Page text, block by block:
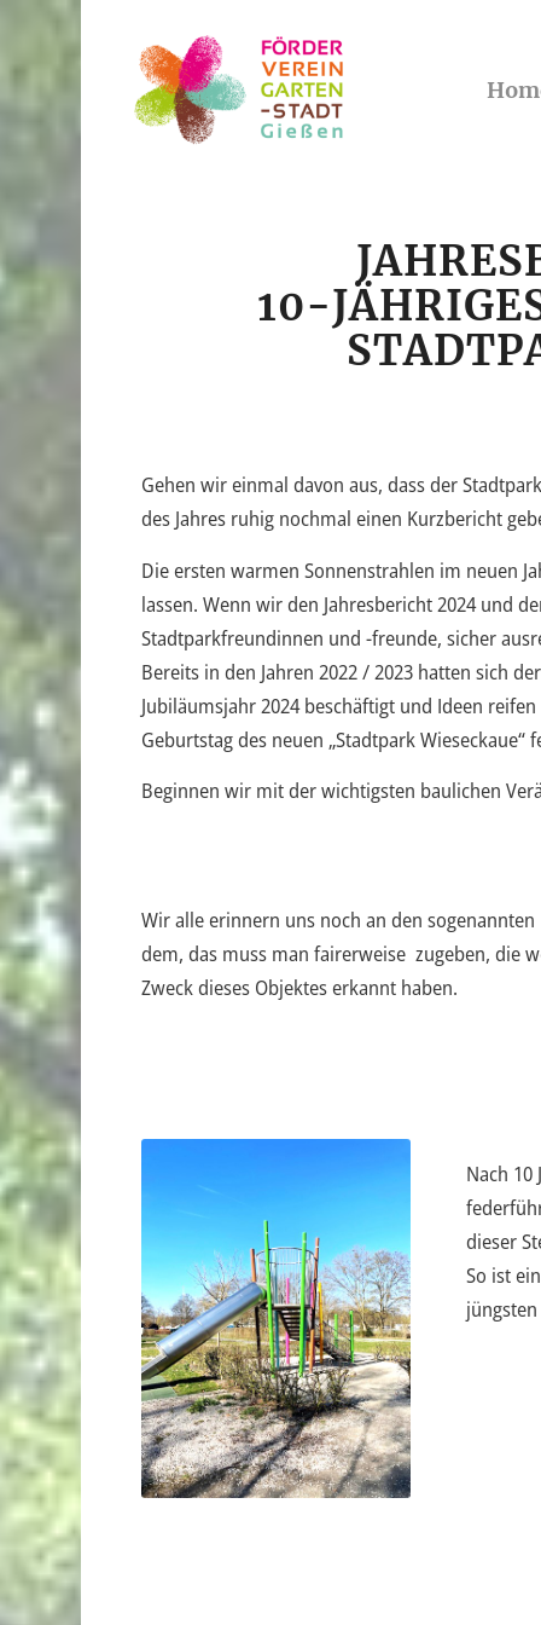
10-
Gehen wir einmal davon aus, dass der
des Jahres ruhig nochmal einen Kurzbericht
Die ersten warmen Sonnenstrahlen im neuen
lassen. Wenn wir den Jahresbericht 2024 und
Stadtparkfreundinnen und -freunde, sicher
Bereits in den Jahren 2022 / 2023 hatten sich
Jubiläumsjahr 2024 beschäftigt und Ideen
Geburtstag des neuen „Stadtpark Wieseckaue“
Beginnen wir mit der wichtigsten baulichen
Wir alle erinnern uns noch an den
dem, das muss man fairerweise zugeben, die
Zweck dieses Objektes erkannt haben.
Nach
dieser
So ist